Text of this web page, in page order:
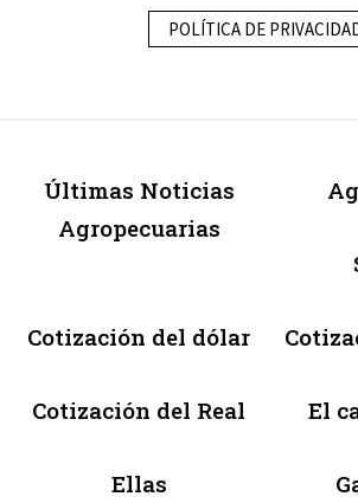
POLÍTICA DE
Últimas Noticias
Agropecuarias
Cotización del dólar
Cotización del Real El
Ellas